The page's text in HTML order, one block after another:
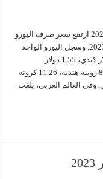
سعر اليورو مقابل أهم العملات الجمعة 13 يناير 2023 ارتفع سعر صرف اليورو
في سوق الصرف العالمي اليوم الجمعة 13 يناير 2023. وسجل اليورو الواحد
1.08 دولار أمريكي، 0.88 جنيه استرليني، 1.44 دولار كندي، 1.55 دولار
استرالي، 139.4 ين ياباني، 20.35 ليرة تركية.88.19 روبيه هندية، 11.26 كرونة
72.95 روبل روسي. وفي العالم العربي، بلغت